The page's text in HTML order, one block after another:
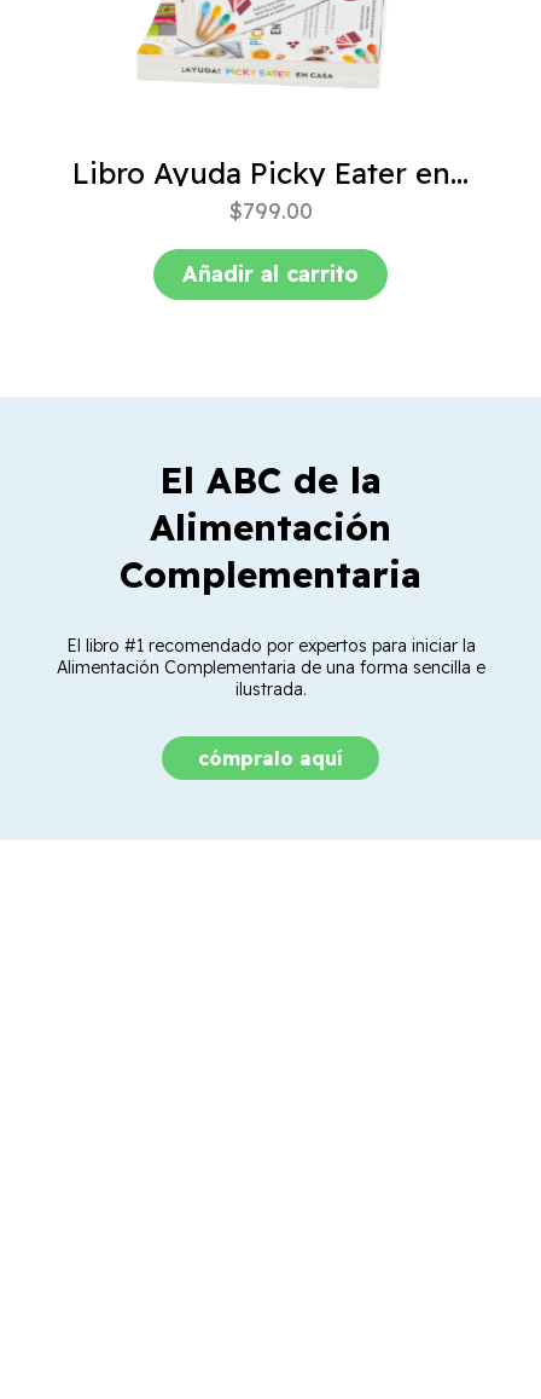
Libro Ayuda Picky Eater en casa
$799.00
Añadir al carrito
El ABC de la
Alimentación
Complementaria
El libro #1 recomendado por expertos para iniciar la
Alimentación Complementaria de una forma sencilla e
ilustrada.
cómpralo aquí